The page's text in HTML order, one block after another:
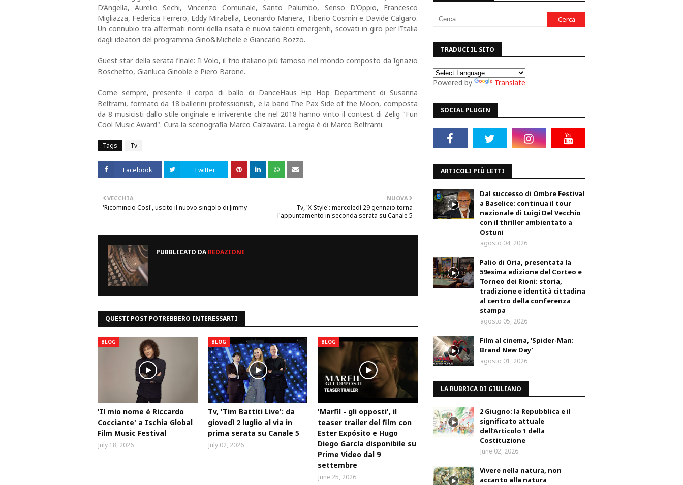
D’Angella, Aurelio Sechi, Vincenzo Comunale, Santo Palumbo, Senso D’Oppio, Francesco
Migliazza, Federica Ferrero, Eddy Mirabella, Leonardo Manera, Tiberio Cosmin e Davide Calgaro.
Un connubio tra affermati nomi della risata e nuovi talenti emergenti, scovati in giro per l’Italia
dagli ideatori del programma Gino&Michele e Giancarlo Bozzo.
Guest star della serata finale: Il Volo, il trio italiano più famoso nel mondo composto da Ignazio
Boschetto, Gianluca Ginoble e Piero Barone.
Come sempre, presente il corpo di ballo di DanceHaus Hip Hop Department di Susanna
Beltrami, formato da 18 ballerini professionisti, e la band The Pax Side of the Moon, composta
da 8 musicisti dallo stile originale e irriverente che nel 2018 hanno vinto il contest di Zelig "Fun
Cool Music Award". Cura la scenografia Marco Calzavara. La regia è di Marco Beltrami.
Tags Tv
Facebook Twitter
NUOVA
Tv, 'X-Style': mercoledì 29 gennaio torna
l'appuntamento in seconda serata su Canale 5
VECCHIA
'Ricomincio Così', uscito il nuovo singolo di Jimmy
PUBBLICATO DAREDAZIONE
QUESTI POST POTREBBERO INTERESSARTI
BLOG
'Il mio nome è Riccardo
Cocciante' a Ischia Global
Film Music Festival
July 18, 2026
BLOG
Tv, 'Tim Battiti Live': da
giovedì 2 luglio al via in
prima serata su Canale 5
July 02, 2026
BLOG
'Marfil - gli opposti', il
teaser trailer del film con
Ester Expósito e Hugo
Diego García disponibile su
Prime Video dal 9
settembre
June 25, 2026
TRADUCI IL SITO
Powered by Translate
SOCIAL PLUGIN
ARTICOLI PIÙ LETTI
Dal successo di Ombre Festival
a Baselice: continua il tour
nazionale di Luigi Del Vecchio
con il thriller ambientato a
Ostuni
agosto 04, 2026
Palio di Oria, presentata la
59esima edizione del Corteo e
Torneo dei Rioni: storia,
tradizione e identità cittadina
al centro della conferenza
stampa
agosto 05, 2026
Film al cinema, 'Spider-Man:
Brand New Day'
agosto 01, 2026
LA RUBRICA DI GIULIANO
2 Giugno: la Repubblica e il
significato attuale
dell’Articolo 1 della
Costituzione
June 02, 2026
Vivere nella natura, non
accanto alla natura